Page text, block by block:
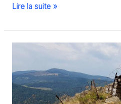
Visite
Parc
de
:
un
écomusée
Lire la suite »